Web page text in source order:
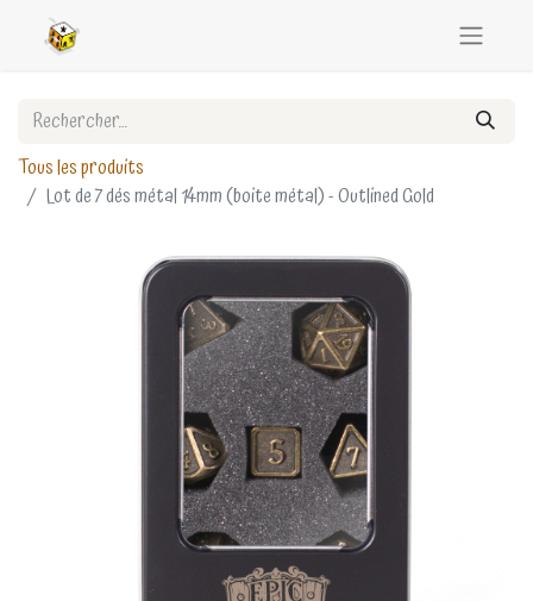
Tous les produits
Lot de 7 dés métal 14mm (boite métal) - Outlined Gold